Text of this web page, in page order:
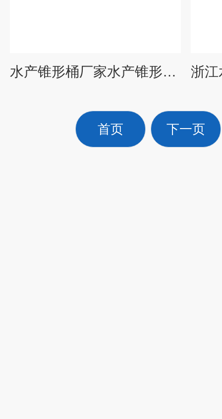
水产锥形桶厂家水产锥形桶 规格
首页 下一页